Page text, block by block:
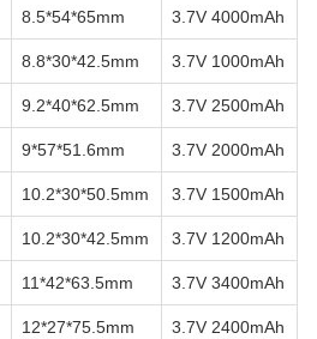
8.5*54*65mm 3.7V 4000mAh
8.8*30*42.5mm 3.7V 1000mAh
9.2*40*62.5mm 3.7V 2500mAh
9*57*51.6mm 3.7V 2000mAh
10.2*30*50.5mm 3.7V 1500mAh
10.2*30*42.5mm 3.7V 1200mAh
11*42*63.5mm 3.7V 3400mAh
12*27*75.5mm 3.7V 2400mAh